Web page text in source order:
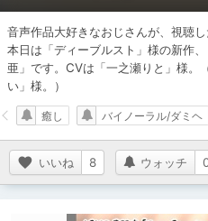
音声作品大好きなおじさんが、視聴
本日は「ディーブルスト」様の新作
亜」です。CVは「一之瀬りと」様。
い」様。）
いいね 8 ウォッチ
癒し バイノーラル/ダミヘ